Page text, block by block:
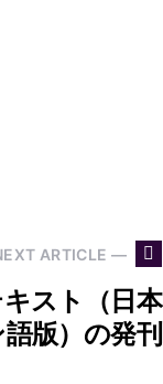
ARTICLE —
スト（日本
版）の発刊